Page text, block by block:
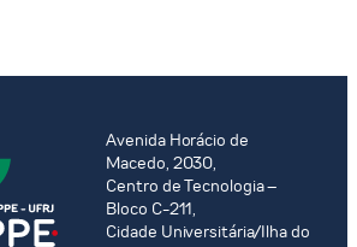
Avenida Horácio de
Macedo, 2030,
Centro de Tecnologia –
Bloco C-211,
Cidade Universitária/Ilha do